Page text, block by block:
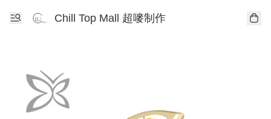
Chill Top Mall 超嘜制作